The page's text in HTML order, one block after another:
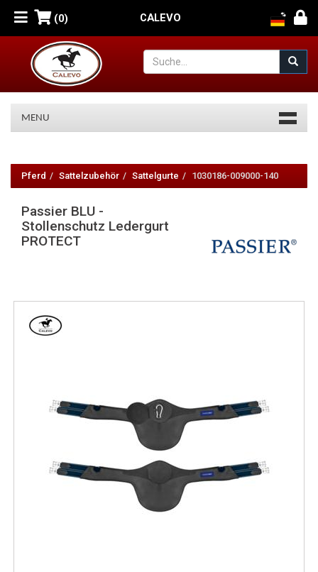
(0) CALEVO
MENU
BLU
Stollenschutz
Pferd Sattelzubehör Sattelgurte 1030186-009000-140
Passier BLU -
Stollenschutz Ledergurt
PROTECT